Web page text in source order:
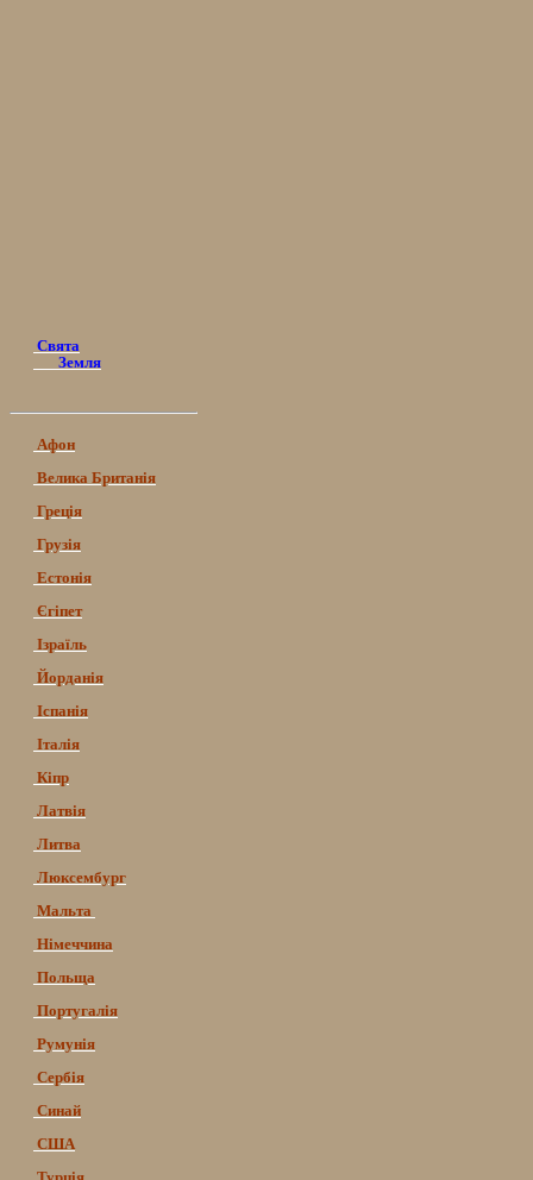
Свята
Земля
Афон
Велика Британія
Греція
Грузія
Естонія
Єгіпет
Ізраїль
Йорданія
Іспанія
Італія
Кіпр
Латвія
Литва
Люксембург
Мальта
Німеччина
Польща
Португалія
Румунія
Сербія
Синай
США